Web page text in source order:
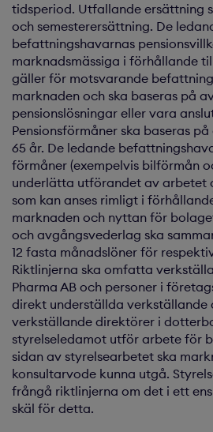
tidsperiod. Utfallande ersättning
och semesterersättning. De
befattningshavarnas
marknadsmässiga i förhållande
gäller för motsvarande
marknaden och ska baseras på
pensionslösningar eller vara
Pensionsförmåner ska baseras
65 år. De ledande
förmåner (exempelvis bilförmån
underlätta utförandet av arbetet
som kan anses rimligt i
marknaden och nyttan för
och avgångsvederlag ska
12 fasta månadslöner för
Riktlinjerna ska omfatta
Pharma AB och personer i
direkt underställda verkställande
verkställande direktörer i
styrelseledamot utför arbete för
sidan av styrelsearbetet ska
konsultarvode kunna utgå.
frångå riktlinjerna om det i ett
skäl för detta.